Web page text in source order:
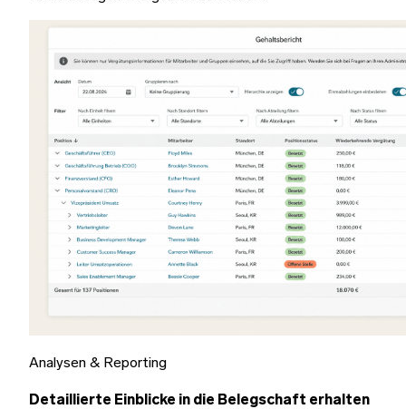
Analysen & Reporting
Detaillierte Einblicke in die Belegschaft erhalten